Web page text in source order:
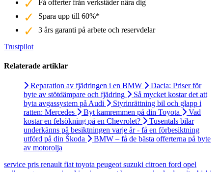
Få offerter från verkstäder nära dig
Spara upp till 60%*
3 års garanti på arbete och reservdelar
Trustpilot
Relaterade artiklar
Reparation av fjädringen i en BMW
Dacia: Priser för
byte av stötdämpare och fjädring
Så mycket kostar det att
byta avgassystem på Audi
Styrinrättning bil och glapp i
ratten: Mercedes
Byt kamremmen på din Toyota
Vad
kostar en felsökning på en Chevrolet?
Tusentals bilar
underkänns på besiktningen varje år - få en förbesiktning
utförd på din Škoda
BMW – få de bästa offerterna på byte
av motorolja
service pris renault fiat toyota peugeot suzuki citroen ford opel